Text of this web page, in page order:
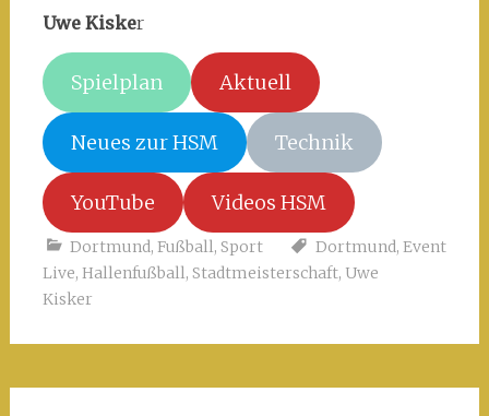
Uwe Kisker
Spielplan Aktuell
Neues zur HSM Technik
YouTube Videos HSM
Dortmund, Fußball, Sport Dortmund, Event
Live, Hallenfußball, Stadtmeisterschaft, Uwe
Kisker